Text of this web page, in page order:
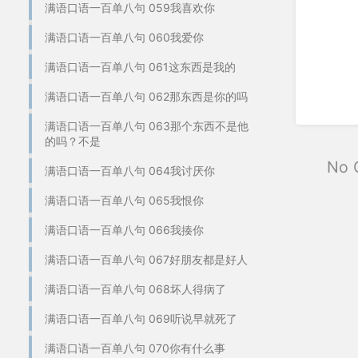
满语口语一百单八句 059我喜欢你
满语口语一百单八句 060我爱你
满语口语一百单八句 061这东西是我的
满语口语一百单八句 062那东西是你的吗
满语口语一百单八句 063那个东西不是他
的吗？不是
满语口语一百单八句 064我讨厌你
满语口语一百单八句 065我恨你
满语口语一百单八句 066我揍你
满语口语一百单八句 067好朋友都是好人
满语口语一百单八句 068坏人得病了
满语口语一百单八句 069听说早就死了
满语口语一百单八句 070你有什么事
No